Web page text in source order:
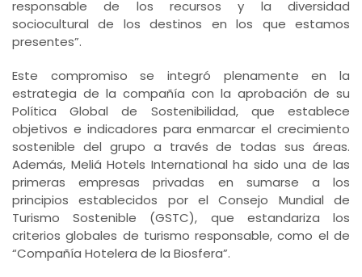
responsable de los recursos y la diversidad
sociocultural de los destinos en los que estamos
presentes”.
Este compromiso se integró plenamente en la
estrategia de la compañía con la aprobación de su
Política Global de Sostenibilidad, que establece
objetivos e indicadores para enmarcar el crecimiento
sostenible del grupo a través de todas sus áreas.
Además, Meliá Hotels International ha sido una de las
primeras empresas privadas en sumarse a los
principios establecidos por el Consejo Mundial de
Turismo Sostenible (GSTC), que estandariza los
criterios globales de turismo responsable, como el de
“Compañía Hotelera de la Biosfera”.